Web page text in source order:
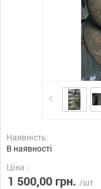
Наявність:
В наявності
Ціна :
1 500,00 грн. /шт